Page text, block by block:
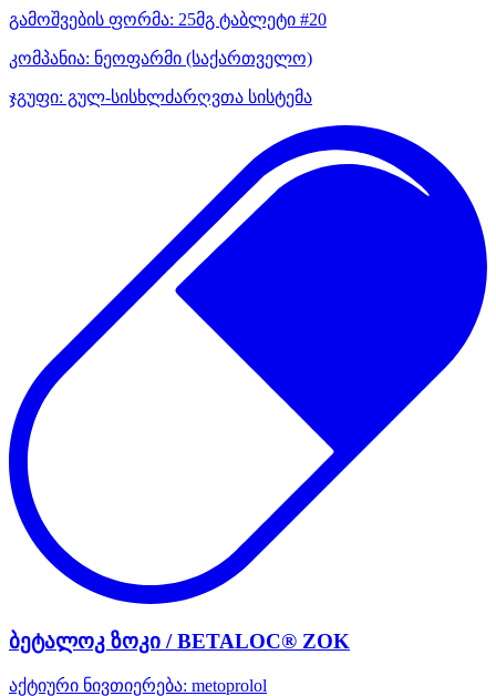
გამოშვების ფორმა: 25მგ ტაბლეტი #20
კომპანია: ნეოფარმი (საქართველო)
ჯგუფი: გულ-სისხლძარღვთა სისტემა
ბეტალოკ ზოკი / BETALOC® ZOK
აქტიური ნივთიერება: metoprolol